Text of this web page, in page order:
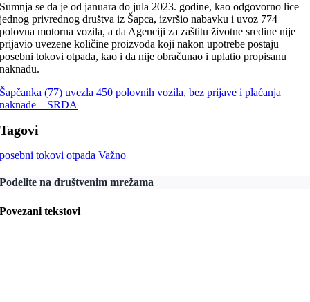
Sumnja se da je od januara do jula 2023. godine, kao odgovorno lice
jednog privrednog društva iz Šapca, izvršio nabavku i uvoz 774
polovna motorna vozila, a da Agenciji za zaštitu životne sredine nije
prijavio uvezene količine proizvoda koji nakon upotrebe postaju
posebni tokovi otpada, kao i da nije obračunao i uplatio propisanu
naknadu.
Šapčanka (77) uvezla 450 polovnih vozila, bez prijave i plaćanja
naknade – SRDA
Tagovi
posebni tokovi otpada Važno
Podelite na društvenim mrežama
Povezani tekstovi